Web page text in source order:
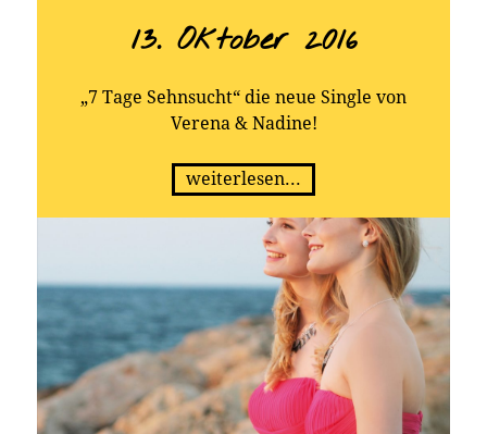
13. Oktober 2016
„7 Tage Sehnsucht“ die neue Single von
Verena & Nadine!
weiterlesen...